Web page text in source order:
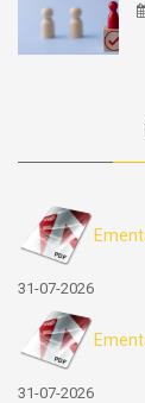
31-07-2026
31-07-2026